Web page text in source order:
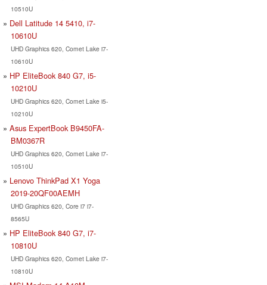
10510U
Dell Latitude 14 5410, i7-
10610U
UHD Graphics 620, Comet Lake i7-
10610U
HP EliteBook 840 G7, i5-
10210U
UHD Graphics 620, Comet Lake i5-
10210U
Asus ExpertBook B9450FA-
BM0367R
UHD Graphics 620, Comet Lake i7-
10510U
Lenovo ThinkPad X1 Yoga
2019-20QF00AEMH
UHD Graphics 620, Core i7 i7-
8565U
HP EliteBook 840 G7, i7-
10810U
UHD Graphics 620, Comet Lake i7-
10810U